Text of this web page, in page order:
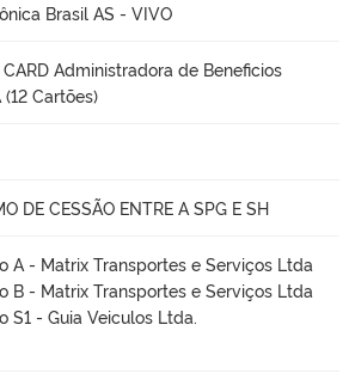
Brasil AS - VIVO
CARD Administradora de Beneficios
(12 Cartões)
DE CESSÃO ENTRE A SPG E SH
A - Matrix Transportes e Serviços Ltda
B - Matrix Transportes e Serviços Ltda
S1 - Guia Veiculos Ltda.